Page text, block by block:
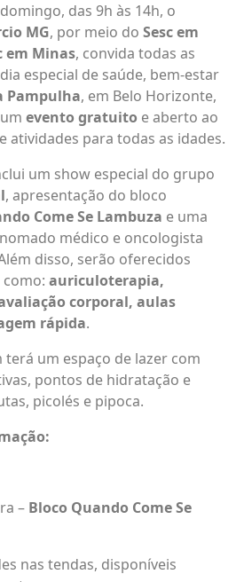
das 9h às 14h, o
MG, por meio do Sesc em
em Minas, convida todas as
especial de saúde, bem-estar
Pampulha, em Belo Horizonte,
evento gratuito e aberto ao
atividades para todas as idades.
um show especial do grupo
, apresentação do bloco
Come Se Lambuza e uma
médico e oncologista
disso, serão oferecidos
auriculoterapia,
corporal, aulas
rápida.
um espaço de lazer com
pontos de hidratação e
picolés e pipoca.
– Bloco Quando Come Se
nas tendas, disponíveis